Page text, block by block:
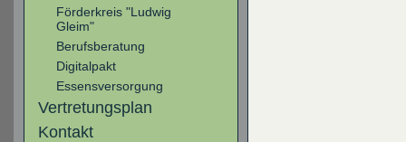
Förderkreis "Ludwig
Gleim"
Berufsberatung
Digitalpakt
Essensversorgung
Vertretungsplan
Kontakt